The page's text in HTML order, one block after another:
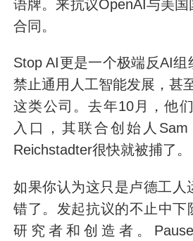
语牌。来抗议OpenAI与美
合同。
Stop AI更是一个极端反AI
禁止通用人工智能发展，甚
这类公司。去年10月，他
入口，其联合创始人Sam
Reichstadter很快就被捕了。
如果你认为这只是卢德工人
错了。发起抗议的不止中下
研究者和创造者。